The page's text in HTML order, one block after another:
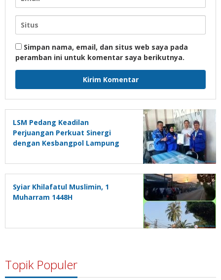
Simpan nama, email, dan situs web saya pada
peramban ini untuk komentar saya berikutnya.
LSM Pedang Keadilan
Perjuangan Perkuat Sinergi
dengan Kesbangpol Lampung
Syiar Khilafatul Muslimin, 1
Muharram 1448H
Topik Populer